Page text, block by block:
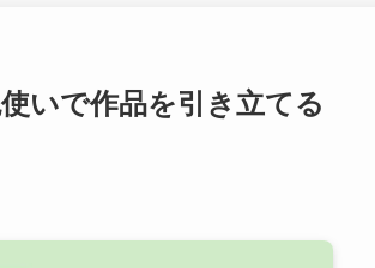
いで作品を引き立てる